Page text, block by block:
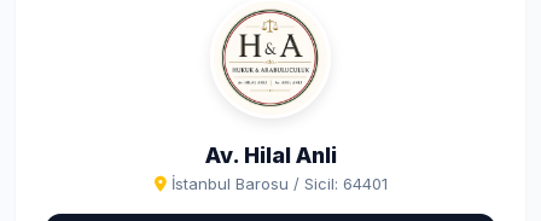
Av. Hilal Anli
İstanbul Barosu / Sicil: 64401